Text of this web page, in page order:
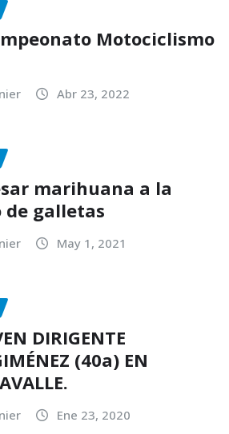
Motociclismo
Abr 23, 2022
marihuana a la
galletas
May 1, 2021
DIRIGENTE
(40a) EN
Ene 23, 2020